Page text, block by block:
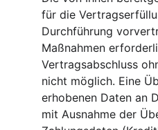
für die
Durchführung
Maßnahmen
Vertragsabschluss
nicht möglich. Eine
erhobenen Daten an
mit Ausnahme der